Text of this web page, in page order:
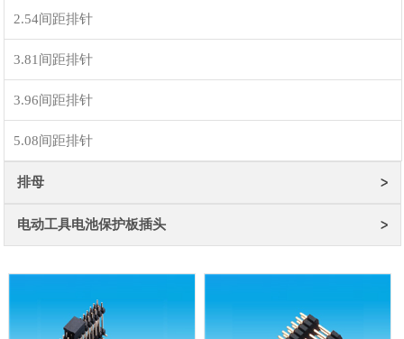
2.54间距排针
3.81间距排针
3.96间距排针
5.08间距排针
排母
电动工具电池保护板插头